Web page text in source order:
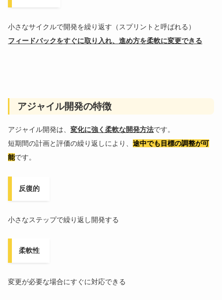
小さなサイクルで開発を繰り返す（スプリントと呼ばれる）
フィードバックをすぐに取り入れ、進め方を柔軟に変更できる
アジャイル開発の特徴
アジャイル開発は、変化に強く柔軟な開発方法です。
短期間の計画と評価の繰り返しにより、途中でも目標の調整が可
能です。
反復的
小さなステップで繰り返し開発する
柔軟性
変更が必要な場合にすぐに対応できる